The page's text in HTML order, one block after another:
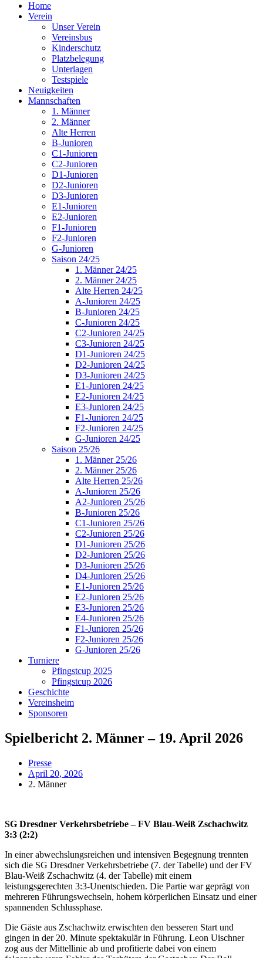
Home
Verein
Unser Verein
Vereinsbus
Kinderschutz
Platzbelegung
Unterlagen
Testspiele
Neuigkeiten
Mannschaften
1. Männer
2. Männer
Alte Herren
B-Junioren
C1-Junioren
C2-Junioren
D1-Junioren
D2-Junioren
D3-Junioren
E1-Junioren
E2-Junioren
F1-Junioren
F2-Junioren
G-Junioren
Saison 24/25
1. Männer 24/25
2. Männer 24/25
Alte Herren 24/25
A-Junioren 24/25
B-Junioren 24/25
C-Junioren 24/25
C2-Junioren 24/25
C3-Junioren 24/25
D1-Junioren 24/25
D2-Junioren 24/25
D3-Junioren 24/25
E1-Junioren 24/25
E2-Junioren 24/25
E3-Junioren 24/25
F1-Junioren 24/25
F2-Junioren 24/25
G-Junioren 24/25
Saison 25/26
1. Männer 25/26
2. Männer 25/26
Alte Herren 25/26
A-Junioren 25/26
A2-Junioren 25/26
B-Junioren 25/26
C1-Junioren 25/26
C2-Junioren 25/26
D1-Junioren 25/26
D2-Junioren 25/26
D3-Junioren 25/26
D4-Junioren 25/26
E1-Junioren 25/26
E2-Junioren 25/26
E3-Junioren 25/26
E4-Junioren 25/26
F1-Junioren 25/26
F2-Junioren 25/26
G-Junioren 25/26
Turniere
Pfingstcup 2025
Pfingstcup 2026
Geschichte
Vereinsheim
Sponsoren
Spielbericht 2. Männer – 19. April 2026
Presse
April 20, 2026
2. Männer
SG Dresdner Verkehrsbetriebe – FV Blau-Weiß Zschachwitz
3:3 (2:2)
In einer abwechslungsreichen und intensiven Begegnung trennten
sich die SG Dresdner Verkehrsbetriebe (7. der Tabelle) und der FV
Blau-Weiß Zschachwitz (4. der Tabelle) mit einem
leistungsgerechten 3:3-Unentschieden. Die Partie war geprägt von
mehreren Führungswechseln, hohem körperlichen Einsatz und einer
spannenden Schlussphase.
Die Gäste aus Zschachwitz erwischten den besseren Start und
gingen in der 20. Minute spektakulär in Führung. Leon Uischner
zog aus der Mittellinie ab und profitierte dabei von einem